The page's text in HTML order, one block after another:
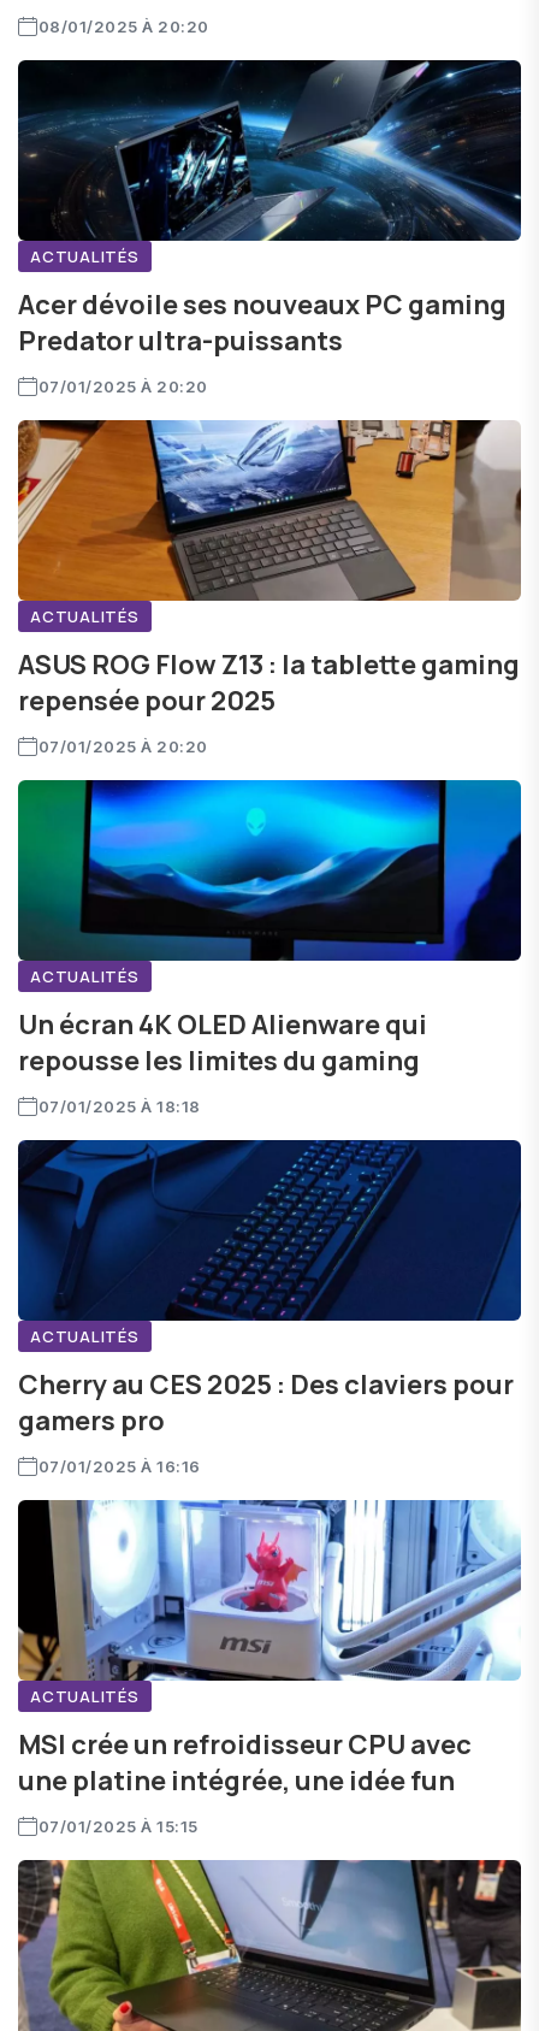
08/01/2025 À 20:20
ACTUALITÉS
Acer dévoile ses nouveaux PC gaming
Predator ultra-puissants
07/01/2025 À 20:20
ACTUALITÉS
ASUS ROG Flow Z13 : la tablette gaming
repensée pour 2025
07/01/2025 À 20:20
ACTUALITÉS
Un écran 4K OLED Alienware qui
repousse les limites du gaming
07/01/2025 À 18:18
ACTUALITÉS
Cherry au CES 2025 : Des claviers pour
gamers pro
07/01/2025 À 16:16
ACTUALITÉS
MSI crée un refroidisseur CPU avec
une platine intégrée, une idée fun
07/01/2025 À 15:15